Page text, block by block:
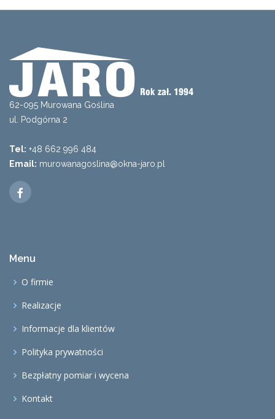
62-095 Murowana Goślina
ul. Podgórna 2
Tel: +48 662 996 484
Email: murowanagoslina@okna-jaro.pl
Menu
O firmie
Realizacje
Informacje dla klientów
Polityka prywatności
Bezpłatny pomiar i wycena
Kontakt